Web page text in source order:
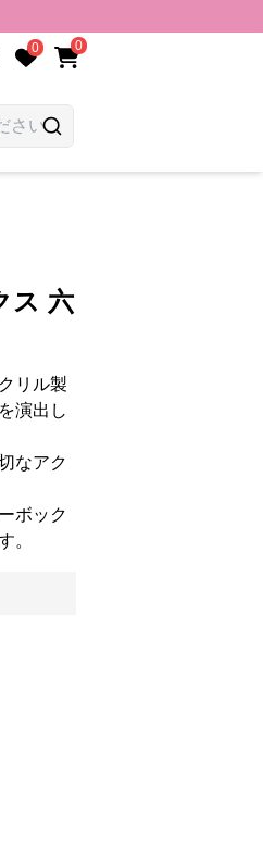
0 0
ス 六
リル製
演出し
なアク
ボック
。